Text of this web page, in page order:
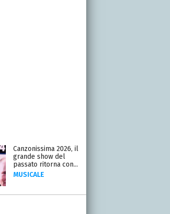
Canzonissima 2026, il
grande show del
passato ritorna con...
MUSICALE